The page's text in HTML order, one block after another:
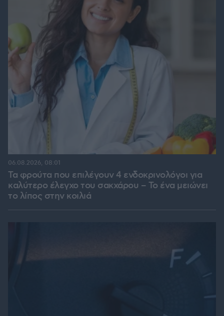
Τα φρούτα που επιλέγουν 4 ενδοκρινολόγοι για
καλύτερο έλεγχο του σακχάρου – Το ένα μειώνει
το λίπος στην κοιλιά
06.08.2026, 08:01